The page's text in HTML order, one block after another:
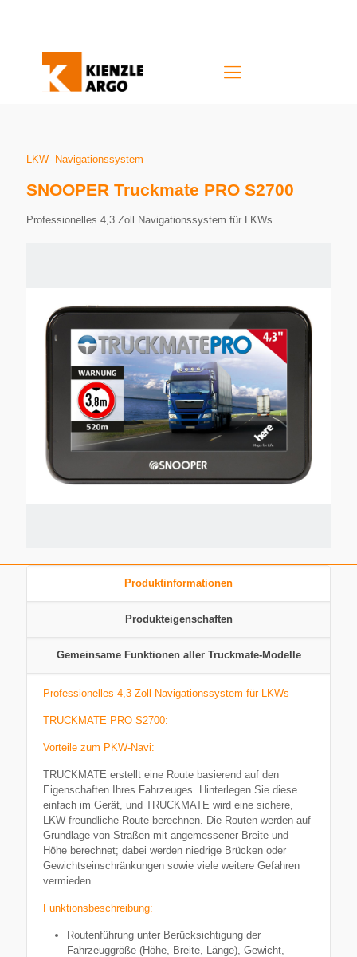
LKW- Navigationssystem
SNOOPER Truckmate PRO S2700
Professionelles 4,3 Zoll Navigationssystem für LKWs
Produktinformationen
Produkteigenschaften
Gemeinsame Funktionen aller Truckmate-Modelle
Professionelles 4,3 Zoll Navigationssystem für LKWs
TRUCKMATE PRO S2700:
Vorteile zum PKW-Navi:
TRUCKMATE erstellt eine Route basierend auf den
Eigenschaften Ihres Fahrzeuges. Hinterlegen Sie diese
einfach im Gerät, und TRUCKMATE wird eine sichere,
LKW-freundliche Route berechnen. Die Routen werden auf
Grundlage von Straßen mit angemessener Breite und
Höhe berechnet; dabei werden niedrige Brücken oder
Gewichtseinschränkungen sowie viele weitere Gefahren
vermieden.
Funktionsbeschreibung:
Routenführung unter Berücksichtigung der
Fahrzeuggröße (Höhe, Breite, Länge), Gewicht,